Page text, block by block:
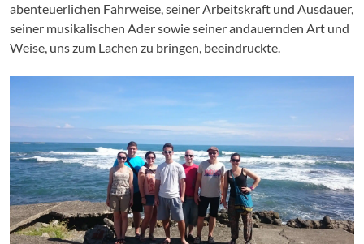
abenteuerlichen Fahrweise, seiner Arbeitskraft und Ausdauer,
seiner musikalischen Ader sowie seiner andauernden Art und
Weise, uns zum Lachen zu bringen, beeindruckte.